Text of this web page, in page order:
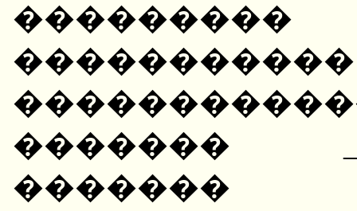
���������
�����������
�������
�������